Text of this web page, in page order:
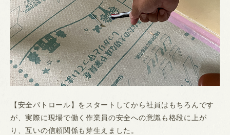
【安全パトロール】をスタートしてから社員はもちろんです
が、実際に現場で働く作業員の安全への意識も格段に上が
り、互いの信頼関係も芽生えました。